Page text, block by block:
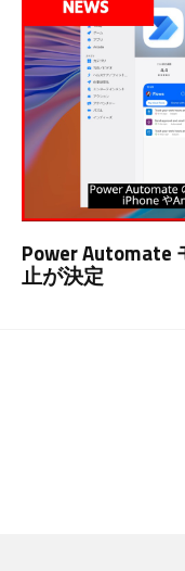
Power Automate
止が決定